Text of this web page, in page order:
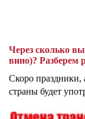
Через сколько
вино)? Разберем
Скоро праздники,
страны будет